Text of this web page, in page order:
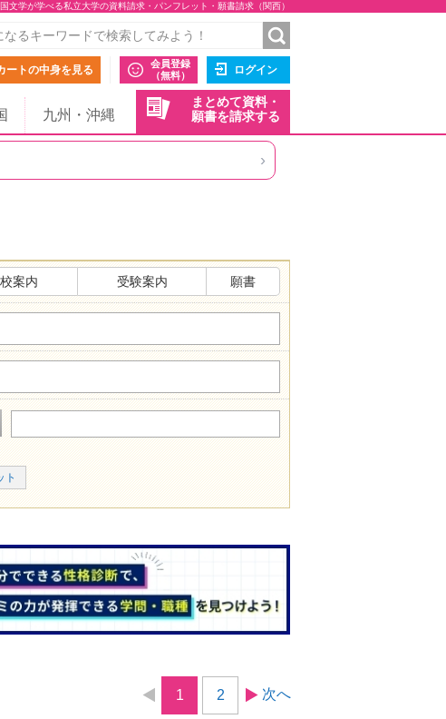
文学が学べる私立大学の資料請求・パンフレット・願書請求（関西）
ートの中身を見る
会員登録
（無料）
ログイン
まとめて資料・
願書を請求する
九州・沖縄
›
案内 受験案内 願書
1 2 次へ